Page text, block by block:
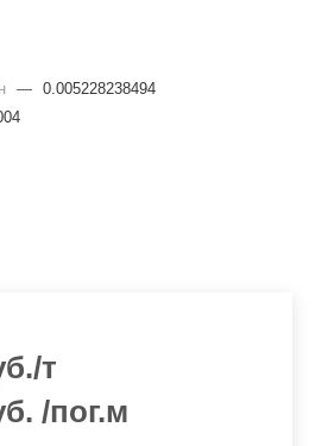
— 0.005228238494
/т
/пог.м